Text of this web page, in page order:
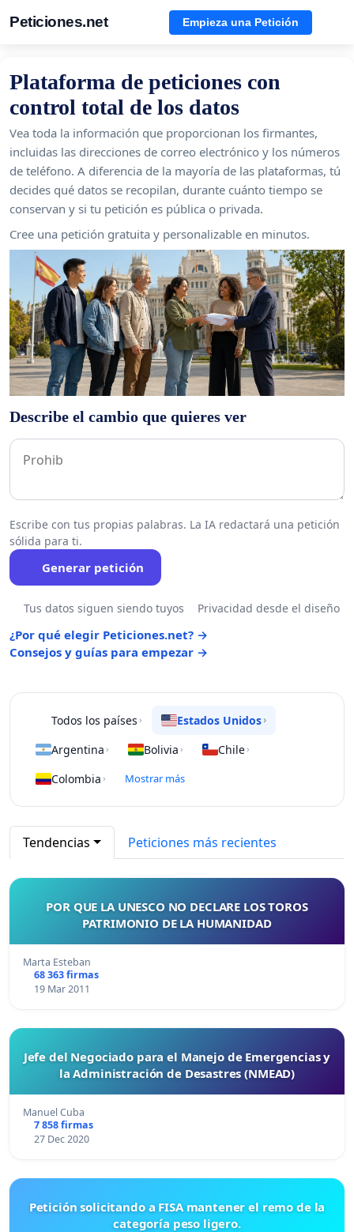
Peticiones.net Empieza una Petición
Plataforma de peticiones con
control total de los datos
Vea toda la información que proporcionan los firmantes,
incluidas las direcciones de correo electrónico y los números
de teléfono. A diferencia de la mayoría de las plataformas, tú
decides qué datos se recopilan, durante cuánto tiempo se
conservan y si tu petición es pública o privada.
Cree una petición gratuita y personalizable en minutos.
Describe el cambio que quieres ver
Escribe con tus propias palabras. La IA redactará una petición
sólida para ti.
Generar petición
Tus datos siguen siendo tuyos Privacidad desde el diseño
¿Por qué elegir Peticiones.net? →
Consejos y guías para empezar →
Todos los países › Estados Unidos›
Argentina › Bolivia › Chile›
Colombia › Mostrar más
Tendencias Peticiones más recientes
POR QUE LA UNESCO NO DECLARE LOS TOROS
PATRIMONIO DE LA HUMANIDAD
Marta Esteban
68 363 firmas
19 Mar 2011
Jefe del Negociado para el Manejo de Emergencias y
la Administración de Desastres (NMEAD)
Manuel Cuba
7 858 firmas
27 Dec 2020
Petición solicitando a FISA mantener el remo de la
categoría peso ligero.